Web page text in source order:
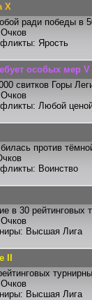
X
ради победы в
Очков
Ярость
особых мер V
свитков Горы
Очков
Любой
против
Воинство
в 30 рейтинговых
Очков
Высшая Лига
II
Очков
Высшая Лига